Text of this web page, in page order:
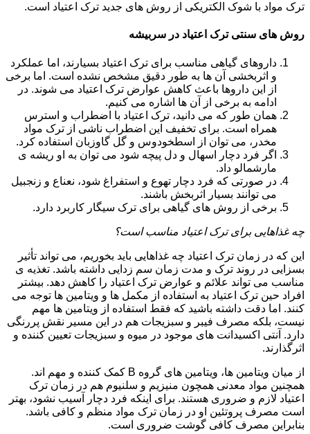
ترک مواد با شوک الکتریکی از روش های جدید ترک اعتیاد است.
روش های سنتی ترک اعتیاد در سربیشه
داروهای گیاهی مناسب برای ترک اعتیاد بسیارند، اما عملکرد
و اثربخشی آن ها به طور دقیق مشخص نشده است. اما برخی
از این داروها باعث کاهش عوارض ترک اعتیاد می شوند. در
ادامه به برخی از آن ها اشاره می کنیم.
همان طور که می دانید، ترک اعتیاد با اضطراب و استرس
همراه است. برای تخفیف این اضطراب ناشی از ترک مواد
مخدر، می توان از اسطخودوس و گل گاوزبان استفاده کرد.
اگر فرد دچار اسهال و دل پیچه شود می توان به او ریشه ی
مارشمالو داد.
در صورتی که فرد دچار تهوع و استفراغ شود، نعناع و زنجبیل
می توانند بسیار اثربخش باشند.
برخی از روش های گیاهی برای ترک سیگار کاربرد دارد.
چه غذاهایی برای ترک اعتیاد مناسب است؟
این که در زمان ترک اعتیاد چه غذاهایی باید بخوریم، می تواند تأثیر
بسزایی در روند ترک و مدت زمان سم زدایی داشته باشد. تغذیه ی
مناسب می تواند علائم و عوارض ترک اعتیاد را کاهش دهد. بیشتر
افراد حین ترک اعتیاد به استفاده از مکمل ها و ویتامین ها توجه می
کنند. اما دقت داشته باشید که فقط استفاده از ویتامین ها مهم
نیست، بلکه مصرف فیبر و سبزیجات هم در این مسیر نقش پررنگی
دارد. آنتی اکسیدانت های موجود در میوه و سبزیجات تعیین کننده و
اثرگذارند.
از میان ویتامین ها، ویتامین های گروه B کمک کننده و مهم اند.
همچنین مواد معدنی همچون منیزیم و سلنیوم هم در زمان ترک
اعتیاد لازم و ضروری هستند. برای اینکه فرد دچار آسیب نشود، بهتر
است مصرف پروتئین او در زمان ترک مواد منظم و کافی باشد.
بنابراین مصرف کافی گوشت ضروری است.